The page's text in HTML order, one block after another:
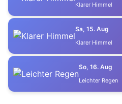
Klarer Himmel
Sa, 15. Aug
Klarer Himmel
So, 16. Aug
Leichter Regen